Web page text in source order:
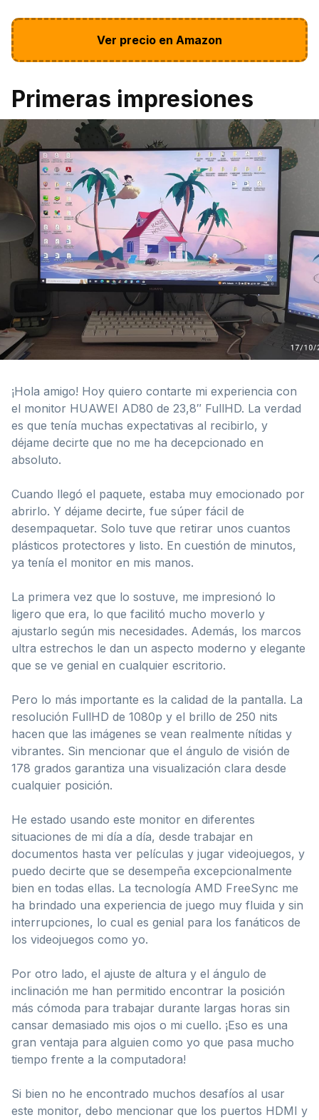
Ver precio en Amazon
Primeras impresiones
¡Hola amigo! Hoy quiero contarte mi experiencia con
el monitor HUAWEI AD80 de 23,8″ FullHD. La verdad
es que tenía muchas expectativas al recibirlo, y
déjame decirte que no me ha decepcionado en
absoluto.
Cuando llegó el paquete, estaba muy emocionado por
abrirlo. Y déjame decirte, fue súper fácil de
desempaquetar. Solo tuve que retirar unos cuantos
plásticos protectores y listo. En cuestión de minutos,
ya tenía el monitor en mis manos.
La primera vez que lo sostuve, me impresionó lo
ligero que era, lo que facilitó mucho moverlo y
ajustarlo según mis necesidades. Además, los marcos
ultra estrechos le dan un aspecto moderno y elegante
que se ve genial en cualquier escritorio.
Pero lo más importante es la calidad de la pantalla. La
resolución FullHD de 1080p y el brillo de 250 nits
hacen que las imágenes se vean realmente nítidas y
vibrantes. Sin mencionar que el ángulo de visión de
178 grados garantiza una visualización clara desde
cualquier posición.
He estado usando este monitor en diferentes
situaciones de mi día a día, desde trabajar en
documentos hasta ver películas y jugar videojuegos, y
puedo decirte que se desempeña excepcionalmente
bien en todas ellas. La tecnología AMD FreeSync me
ha brindado una experiencia de juego muy fluida y sin
interrupciones, lo cual es genial para los fanáticos de
los videojuegos como yo.
Por otro lado, el ajuste de altura y el ángulo de
inclinación me han permitido encontrar la posición
más cómoda para trabajar durante largas horas sin
cansar demasiado mis ojos o mi cuello. ¡Eso es una
gran ventaja para alguien como yo que pasa mucho
tiempo frente a la computadora!
Si bien no he encontrado muchos desafíos al usar
este monitor, debo mencionar que los puertos HDMI y